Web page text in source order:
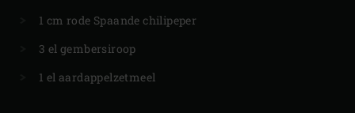
1 cm rode Spaande chilipeper
3 el gembersiroop
1 el aardappelzetmeel